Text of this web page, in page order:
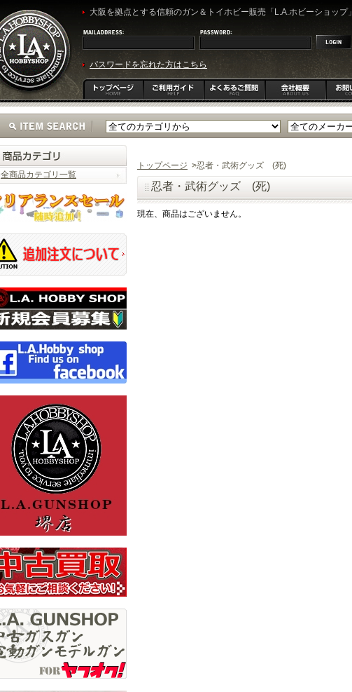
大阪を拠点とする信頼のガン＆トイホビー販売「L.A.ホビーショップ」
パスワードを忘れた方はこちら
全商品カテゴリ一覧
トップページ >忍者・武術グッズ (死)
忍者・武術グッズ (死)
現在、商品はございません。